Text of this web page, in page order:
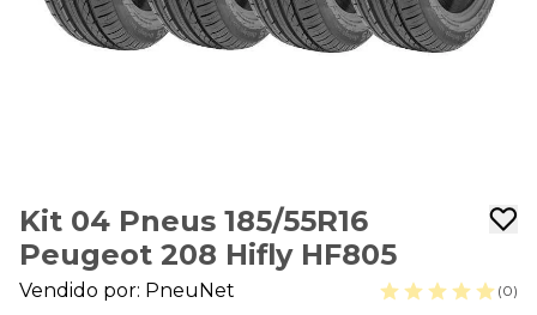
Kit 04 Pneus 185/55R16
Peugeot 208 Hifly HF805
Vendido por: PneuNet (0)